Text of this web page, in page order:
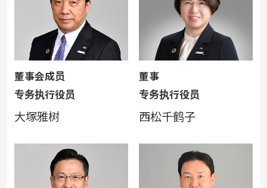
董事会成员
专务执行役员
大塚雅树
董事
专务执行役员
西松千鹤子